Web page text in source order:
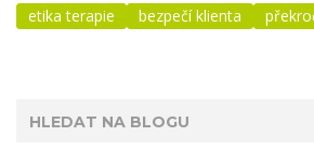
etika terapie
bezpečí klienta